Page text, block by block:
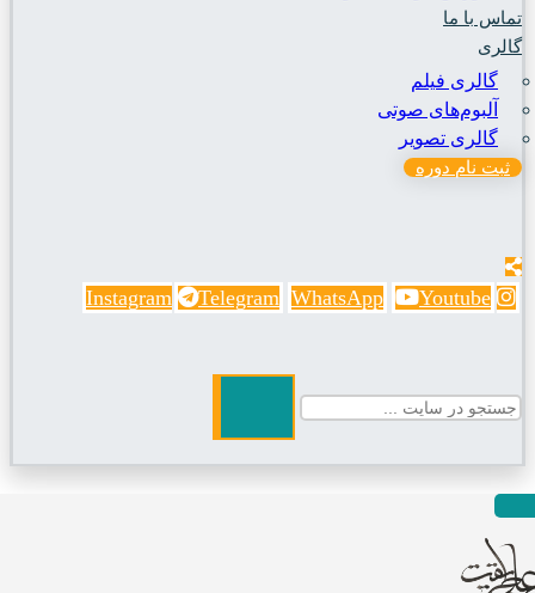
تماس با ما
گالری
گالری فیلم
آلبوم‌های صوتی
گالری تصویر
ثبت نام دوره
Instagram Telegram WhatsApp Youtube